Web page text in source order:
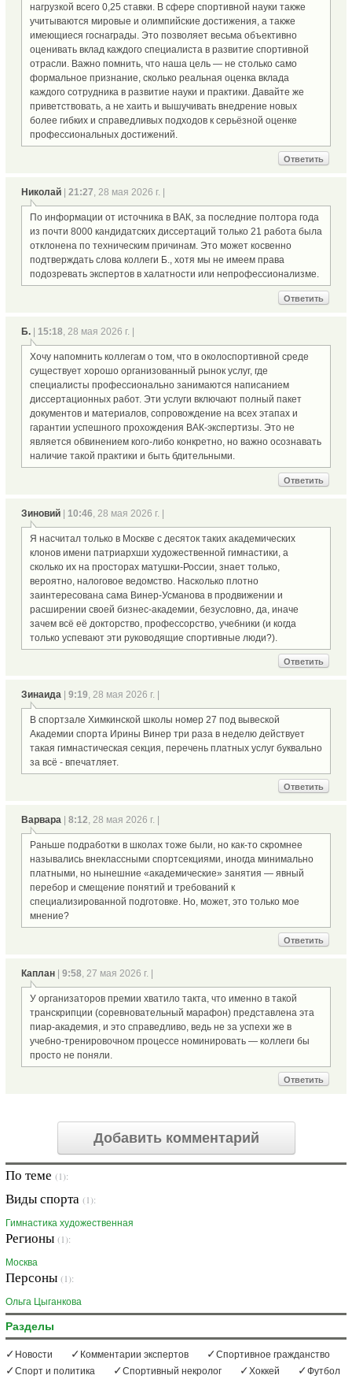
нагрузкой всего 0,25 ставки. В сфере спортивной науки также
учитываются мировые и олимпийские достижения, а также
имеющиеся госнаграды. Это позволяет весьма объективно
оценивать вклад каждого специалиста в развитие спортивной
отрасли. Важно помнить, что наша цель — не столько само
формальное признание, сколько реальная оценка вклада
каждого сотрудника в развитие науки и практики. Давайте же
приветствовать, а не хаить и вышучивать внедрение новых
более гибких и справедливых подходов к серьёзной оценке
профессиональных достижений.
Ответить
Николай 21:27, 28 мая 2026 г. |
По информации от источника в ВАК, за последние полтора года
из почти 8000 кандидатских диссертаций только 21 работа была
отклонена по техническим причинам. Это может косвенно
подтверждать слова коллеги Б., хотя мы не имеем права
подозревать экспертов в халатности или непрофессионализме.
Ответить
Б. | 15:18 , 28 мая 2026 г. |
Хочу напомнить коллегам о том, что в околоспортивной среде
существует хорошо организованный рынок услуг, где
специалисты профессионально занимаются написанием
диссертационных работ. Эти услуги включают полный пакет
документов и материалов, сопровождение на всех этапах и
гарантии успешного прохождения ВАК-экспертизы. Это не
является обвинением кого-либо конкретно, но важно осознавать
наличие такой практики и быть бдительными.
Ответить
Зиновий | 10:46 , 28 мая 2026 г. |
Я насчитал только в Москве с десяток таких академических
клонов имени патриархши художественной гимнастики, а
сколько их на просторах матушки-России, знает только,
вероятно, налоговое ведомство. Насколько плотно
заинтересована сама Винер-Усманова в продвижении и
расширении своей бизнес-академии, безусловно, да, иначе
зачем всё её докторство, профессорство, учебники (и когда
только успевают эти руководящие спортивные люди?).
Ответить
Зинаида 9:19, 28 мая 2026 г. |
В спортзале Химкинской школы номер 27 под вывеской
Академии спорта Ирины Винер три раза в неделю действует
такая гимнастическая секция, перечень платных услуг буквально
за всё - впечатляет.
Ответить
Варвара 8:12, 28 мая 2026 г. |
Раньше подработки в школах тоже были, но как-то скромнее
назывались внеклассными спортсекциями, иногда минимально
платными, но нынешние «академические» занятия — явный
перебор и смещение понятий и требований к
специализированной подготовке. Но, может, это только мое
мнение?
Ответить
Каплан 9:58, 27 мая 2026 г. |
У организаторов премии хватило такта, что именно в такой
транскрипции (соревновательный марафон) представлена эта
пиар-академия, и это справедливо, ведь не за успехи же в
учебно-тренировочном процессе номинировать — коллеги бы
просто не поняли.
Ответить
Добавить комментарий
По теме (1):
Виды спорта (1):
Гимнастика художественная
Регионы (1):
Москва
Персоны (1):
Ольга Цыганкова
Разделы
Новости Комментарии экспертов
Спортивное гражданство
Спорт и политика
Спортивный некролог Хоккей Футбол